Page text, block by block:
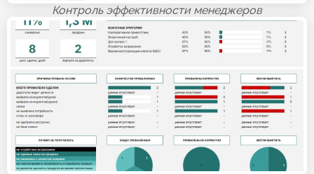
Контроль эффективности менеджеров